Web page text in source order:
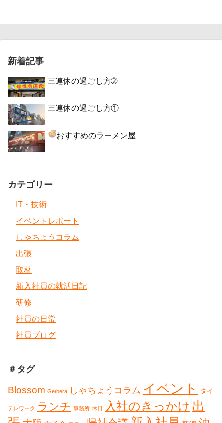
新着記事
三連休の過ごし方➁
三連休の過ごし方①
おすすめのラーメン屋
カテゴリー
IT・技術
イベントレポート
しゃちょうコラム
出張
取材
新入社員の就活日記
研修
社員の日常
社員ブログ
＃タグ
Blossom Gerbera しゃちょうコラム イベント タイ
テレワーク ランチ 事務所 休日 入社のきっかけ 出